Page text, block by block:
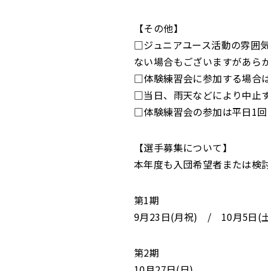
【その他】
□ジュニアユース活動の雰囲
ない場合もございますがあら
□体験練習会に参加する場合
□当日、雨天などにより中止
□体験練習会の参加は平日1
【選手募集について】
本年度も入団希望者または検
第1期
9月23日(月祝) / 10月5日(
第2期